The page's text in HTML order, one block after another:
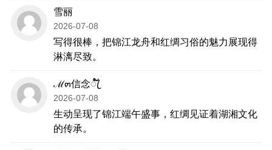
雪丽
2026-07-08
写得很棒，把锦江龙舟和红绸习俗的魅力展现得
淋漓尽致。
ℳ๓信念ꦿ໌້
2026-07-08
生动呈现了锦江端午盛事，红绸见证着湖湘文化
的传承。